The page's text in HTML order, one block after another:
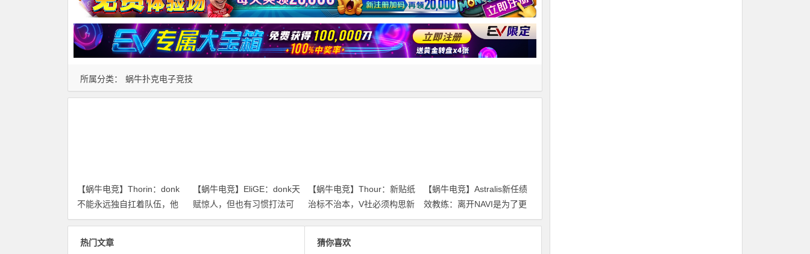
所属分类： 蜗牛扑克电子竞技
【蜗牛电竞】Thorin：donk
需要强力队友【EV扑克小游
戏官网】
【蜗牛电竞】EliGE：donk天
以针对破解【EV扑克小游戏
【蜗牛电竞】Thour：新贴纸
的胶囊替代方案【EV扑克小
游戏官网】
【蜗牛电竞】Astralis新任绩
大的蓝图【EV扑克小游戏官